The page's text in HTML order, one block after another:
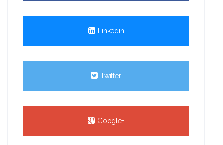
Linkedin
Twitter
Google+